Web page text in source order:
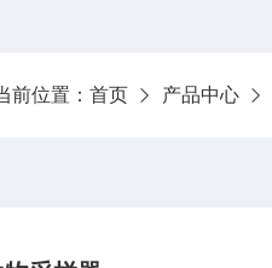
前位置： 首页 产品中心